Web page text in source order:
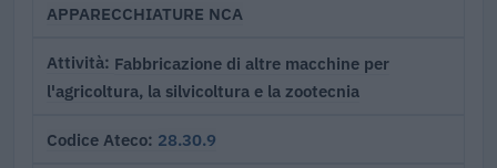
APPARECCHIATURE NCA
Attività Fabbricazione di altre macchine per
l'agricoltura, la silvicoltura e la zootecnia
Codice Ateco 28.30.9